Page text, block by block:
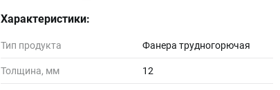
Характеристики:
Тип продукта Фанера трудногорючая
Толщина, мм 12